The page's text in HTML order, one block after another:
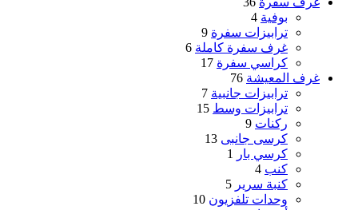
بوفية 4
ترابيزات سفرة 9
غرف سفرة كاملة 6
كراسي سفرة 17
غرف المعيشة 76
ترابيزات جانبية 7
ترابيزات وسط 15
ركنات 9
كرسى جانبى 13
كرسي بار
1
كنب 4
كنبة سرير 5
وحدات تلفزيون 10